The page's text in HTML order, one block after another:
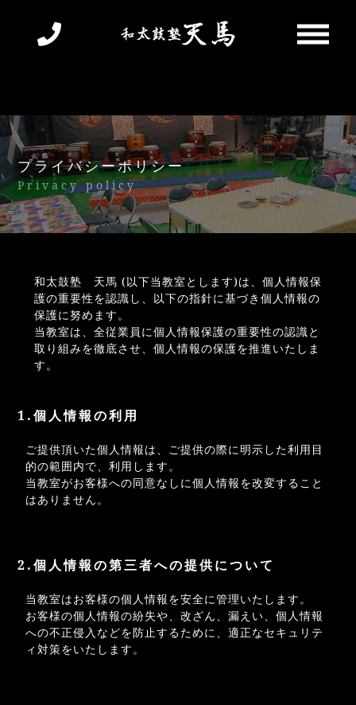
プライバシーポリシー
Privacy policy
和太鼓塾 天馬 (以下当教室とします)は、個人情報保
護の重要性を認識し、以下の指針に基づき個人情報の
保護に努めます。
当教室は、全従業員に個人情報保護の重要性の認識と
取り組みを徹底させ、個人情報の保護を推進いたしま
す。
1.個人情報の利用
ご提供頂いた個人情報は、ご提供の際に明示した利用目
的の範囲内で、利用します。
当教室がお客様への同意なしに個人情報を改変すること
はありません。
2.個人情報の第三者への提供について
当教室はお客様の個人情報を安全に管理いたします。
お客様の個人情報の紛失や、改ざん、漏えい、個人情報
への不正侵入などを防止するために、適正なセキュリテ
ィ対策をいたします。